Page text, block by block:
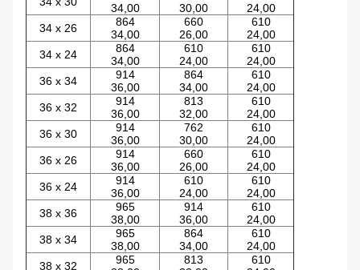
34,00
30,00
24,00
34 x 26
864
34,00
660
26,00
610
24,00
34 x 24
864
34,00
610
24,00
610
24,00
36 x 34
914
36,00
864
34,00
610
24,00
36 x 32
914
36,00
813
32,00
610
24,00
36 x 30
914
36,00
762
30,00
610
24,00
36 x 26
914
36,00
660
26,00
610
24,00
36 x 24
914
36,00
610
24,00
610
24,00
38 x 36
965
38,00
914
36,00
610
24,00
38 x 34
965
38,00
864
34,00
610
24,00
38 x 32
965
813
610